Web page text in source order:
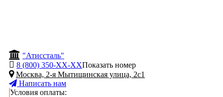
"Атиссталь"
8 (800) 350-ХХ-ХХПоказать номер
Москва, 2-я Мытищинская улица, 2с1
Написать нам
Условия оплаты: